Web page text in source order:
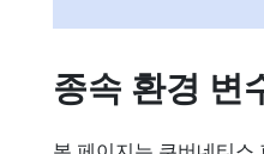
종속 환경 변